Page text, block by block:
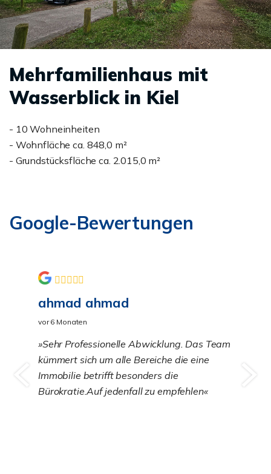
Mehrfamilienhaus mit
Wasserblick in Kiel
- 10 Wohneinheiten
- Wohnfläche ca. 848,0 m²
- Grundstücksfläche ca. 2.015,0 m²
Google-Bewertungen
ahmad ahmad
vor 6 Monaten
Sehr Professionelle Abwicklung. Das Team
kümmert sich um alle Bereiche die eine
Immobilie betrifft besonders die
Bürokratie.Auf jedenfall zu empfehlen